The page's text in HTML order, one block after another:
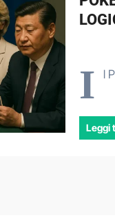
I
l
Leggi